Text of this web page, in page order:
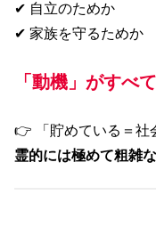
✔ 自立のためか
✔ 家族を守るためか
「動機」がすべ
👉 「貯めている＝社
霊的には極めて粗雑